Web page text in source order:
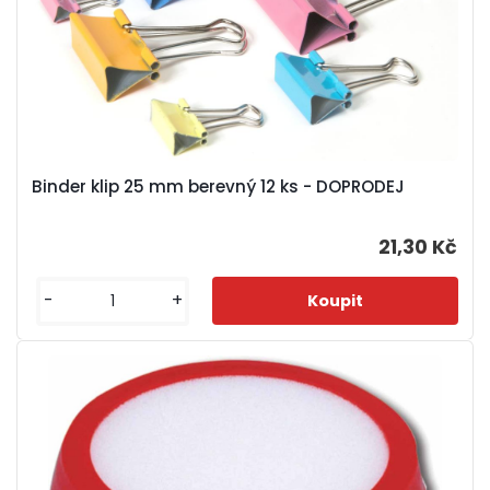
Binder klip 25 mm berevný 12 ks - DOPRODEJ
21,30 Kč
- +